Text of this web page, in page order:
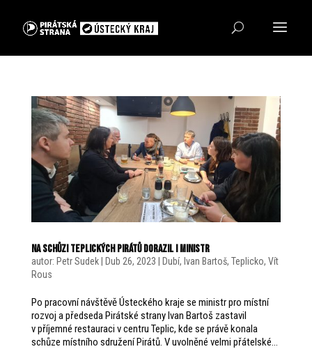
Na schůzi teplických Pirátů dorazil i ministr
autor: Petr Sudek| Dub 26, 2023 Dubí, Ivan Bartoš, Teplicko, Vít
Rous
Po pracovní návštěvě Ústeckého kraje se ministr pro místní
rozvoj a předseda Pirátské strany Ivan Bartoš zastavil
v příjemné restauraci v centru Teplic, kde se právě konala
schůze místního sdružení Pirátů. V uvolněné velmi přátelské...